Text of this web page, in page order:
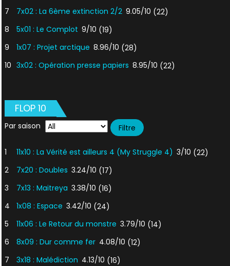
7
7x02 : La 6ème extinction 2/2 9.05/10 (22)
8
5x01 : Le Complot 9/10 (19)
9
1x07 : Projet arctique 8.96/10 (28)
10 3x02 : Opération presse papiers 8.95/10 (22)
FLOP 10
Par saison
1 11x10 : La Vérité est ailleurs 4 (My Struggle 4) 3/10 (22)
2
7x20 : Doubles 3.24/10 (17)
3
7x13 : Maitreya 3.38/10 (16)
4
1x08 : Espace 3.42/10 (24)
5
11x06 : Le Retour du monstre 3.79/10 (14)
6
8x09 : Dur comme fer 4.08/10 (12)
7
3x18 : Malédiction 4.13/10 (16)